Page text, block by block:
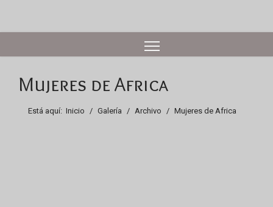
Mujeres de Africa
Está aquí: Inicio Galería Archivo Mujeres de Africa